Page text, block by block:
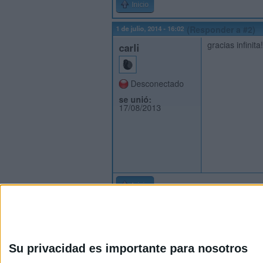
Su privacidad es importante para nosotros
Inicio
1 de julio, 2014 - 16:02
carli
Desconectado
se unió:
17/08/2013
gracias infinita!
Inicio